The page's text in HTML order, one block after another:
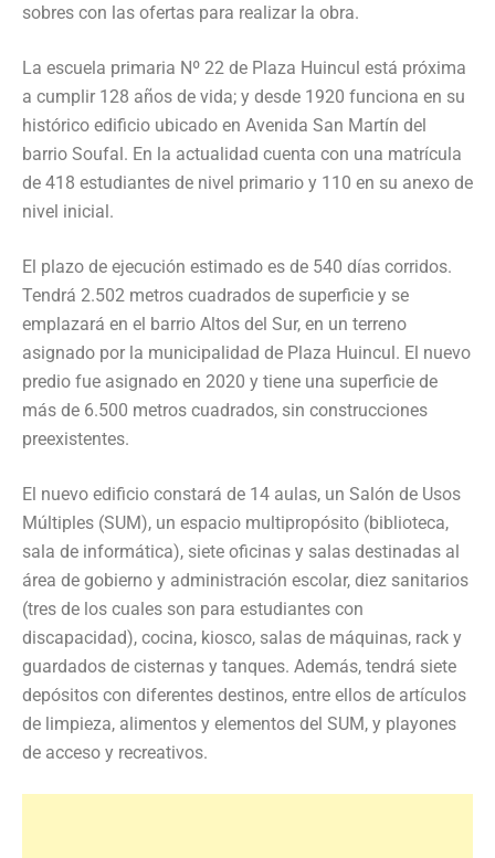
sobres con las ofertas para realizar la obra.
La escuela primaria Nº 22 de Plaza Huincul está próxima
a cumplir 128 años de vida; y desde 1920 funciona en su
histórico edificio ubicado en Avenida San Martín del
barrio Soufal. En la actualidad cuenta con una matrícula
de 418 estudiantes de nivel primario y 110 en su anexo de
nivel inicial.
El plazo de ejecución estimado es de 540 días corridos.
Tendrá 2.502 metros cuadrados de superficie y se
emplazará en el barrio Altos del Sur, en un terreno
asignado por la municipalidad de Plaza Huincul. El nuevo
predio fue asignado en 2020 y tiene una superficie de
más de 6.500 metros cuadrados, sin construcciones
preexistentes.
El nuevo edificio constará de 14 aulas, un Salón de Usos
Múltiples (SUM), un espacio multipropósito (biblioteca,
sala de informática), siete oficinas y salas destinadas al
área de gobierno y administración escolar, diez sanitarios
(tres de los cuales son para estudiantes con
discapacidad), cocina, kiosco, salas de máquinas, rack y
guardados de cisternas y tanques. Además, tendrá siete
depósitos con diferentes destinos, entre ellos de artículos
de limpieza, alimentos y elementos del SUM, y playones
de acceso y recreativos.